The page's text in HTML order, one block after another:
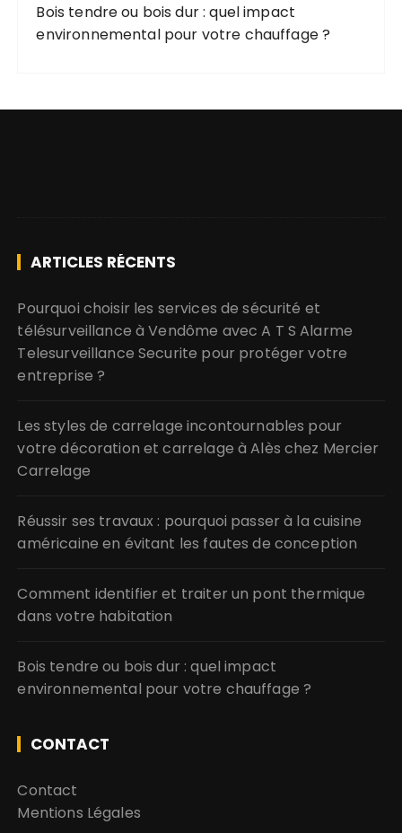
Bois tendre ou bois dur : quel impact
environnemental pour votre chauffage ?
ARTICLES RÉCENTS
Pourquoi choisir les services de sécurité et
télésurveillance à Vendôme avec A T S Alarme
Telesurveillance Securite pour protéger votre
entreprise ?
Les styles de carrelage incontournables pour
votre décoration et carrelage à Alès chez Mercier
Carrelage
Réussir ses travaux : pourquoi passer à la cuisine
américaine en évitant les fautes de conception
Comment identifier et traiter un pont thermique
dans votre habitation
Bois tendre ou bois dur : quel impact
environnemental pour votre chauffage ?
CONTACT
Contact
Mentions Légales